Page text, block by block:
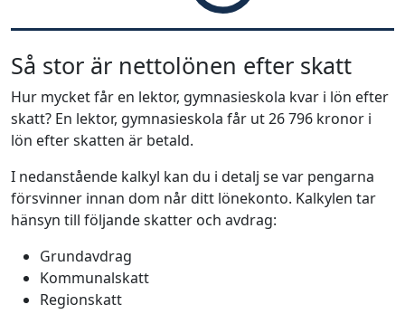
Så stor är nettolönen efter skatt
Hur mycket får en lektor, gymnasieskola kvar i lön efter
skatt? En lektor, gymnasieskola får ut 26 796 kronor i
lön efter skatten är betald.
I nedanstående kalkyl kan du i detalj se var pengarna
försvinner innan dom når ditt lönekonto. Kalkylen tar
hänsyn till följande skatter och avdrag:
Grundavdrag
Kommunalskatt
Regionskatt